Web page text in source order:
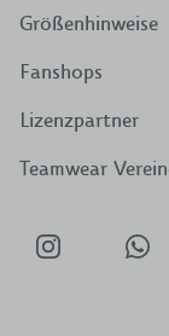
Größenhinweise
Fanshops
Lizenzpartner
Teamwear